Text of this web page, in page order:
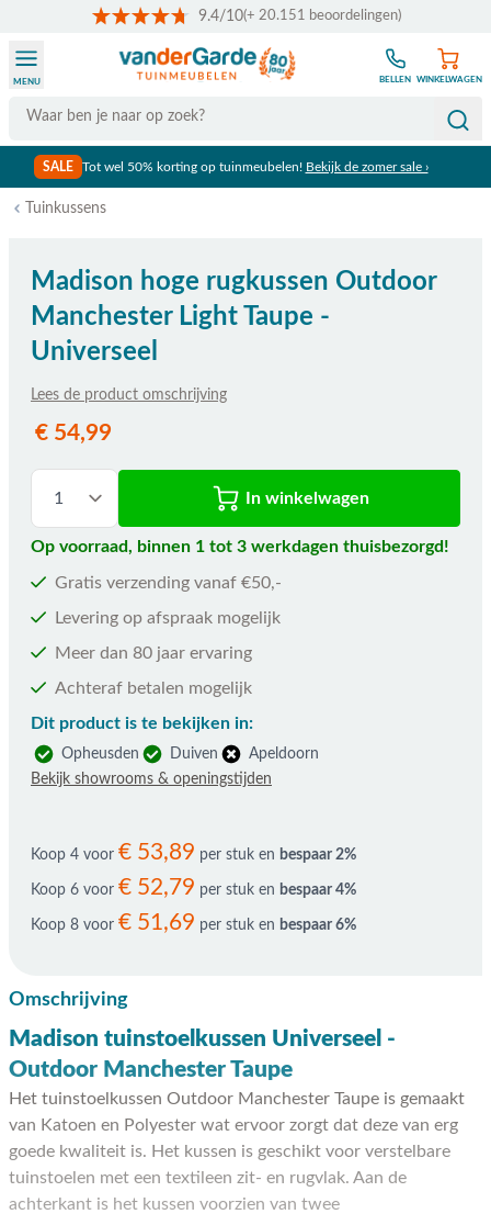
9.4/10(+ 20.151 beoordelingen)
Search
MENU BELLEN WINKELWAGEN
SALE Tot wel 50% korting op tuinmeubelen! Bekijk de zomer sale ›
Tuinkussens
Madison hoge rugkussen Outdoor
Manchester Light Taupe -
Universeel
Lees de product omschrijving
€ 54,99
In winkelwagen
Op voorraad, binnen 1 tot 3 werkdagen thuisbezorgd!
Gratis verzending vanaf €50,-
Levering op afspraak mogelijk
Meer dan 80 jaar ervaring
Achteraf betalen mogelijk
Dit product is te bekijken in:
Opheusden Duiven
Apeldoorn
Bekijk showrooms & openingstijden
Koop 4 voor € 53,89 per stuk en bespaar 2%
Koop 6 voor € 52,79 per stuk en bespaar 4%
Koop 8 voor € 51,69 per stuk en bespaar 6%
Omschrijving
Madison tuinstoelkussen Universeel -
Outdoor Manchester Taupe
Het tuinstoelkussen Outdoor Manchester Taupe is gemaakt
van Katoen en Polyester wat ervoor zorgt dat deze van erg
goede kwaliteit is. Het kussen is geschikt voor verstelbare
tuinstoelen met een textileen zit- en rugvlak. Aan de
achterkant is het kussen voorzien van twee